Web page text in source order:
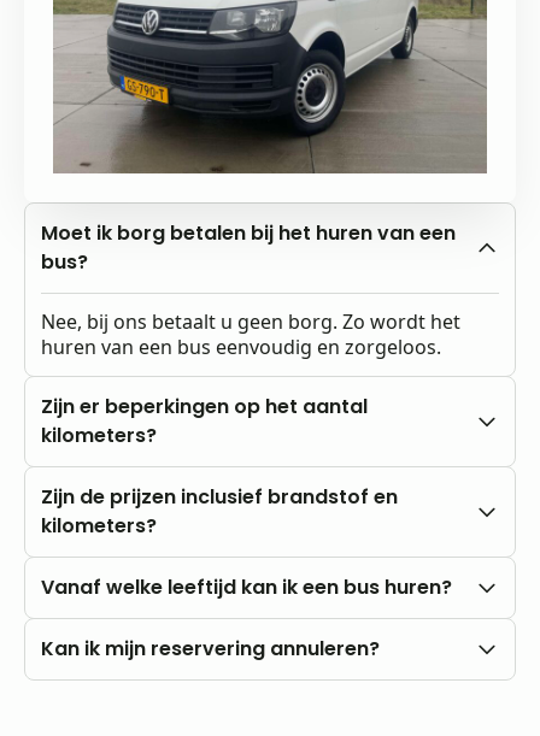
Moet ik borg betalen bij het huren van een
bus?
Nee, bij ons betaalt u geen borg. Zo wordt het
huren van een bus eenvoudig en zorgeloos.
Zijn er beperkingen op het aantal
kilometers?
Nee, u rijdt altijd met onbeperkte kilometers.
Zijn de prijzen inclusief brandstof en
kilometers?
Onze prijzen zijn altijd inclusief btw en
eigen rekening.
Vanaf welke leeftijd kan ik een bus huren?
U kunt al vanaf 18 jaar bij ons huren, mits u in het
Kan ik mijn reservering annuleren?